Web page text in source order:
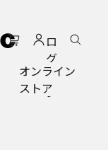
ロ
グ
イ
ン
オンライン
ストア